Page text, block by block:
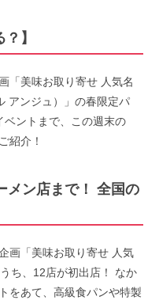
】
「美味お取り寄せ 人気名
アンジュ）」の春限定パ
ベントまで、この週末の
紹介！
メン店まで！ 全国の
画「美味お取り寄せ 人気
ち、12店が初出店！ なか
をあて、高級食パンや特製